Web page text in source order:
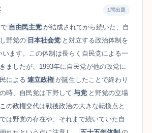
1問出題
自由民主党 が結成されてから続いた、自
野党の 日本社会党 と対立する政治体制を
います。この体制は長らく自民党による一
ましたが、1993年に自民党が他の政党に
による 連立政権 が誕生したことで終わり
時、自民党は下野して 与党 と野党の立場
の政権交代は戦後政治の大きな転換点と
は野党の存在や、それまで続いていた自